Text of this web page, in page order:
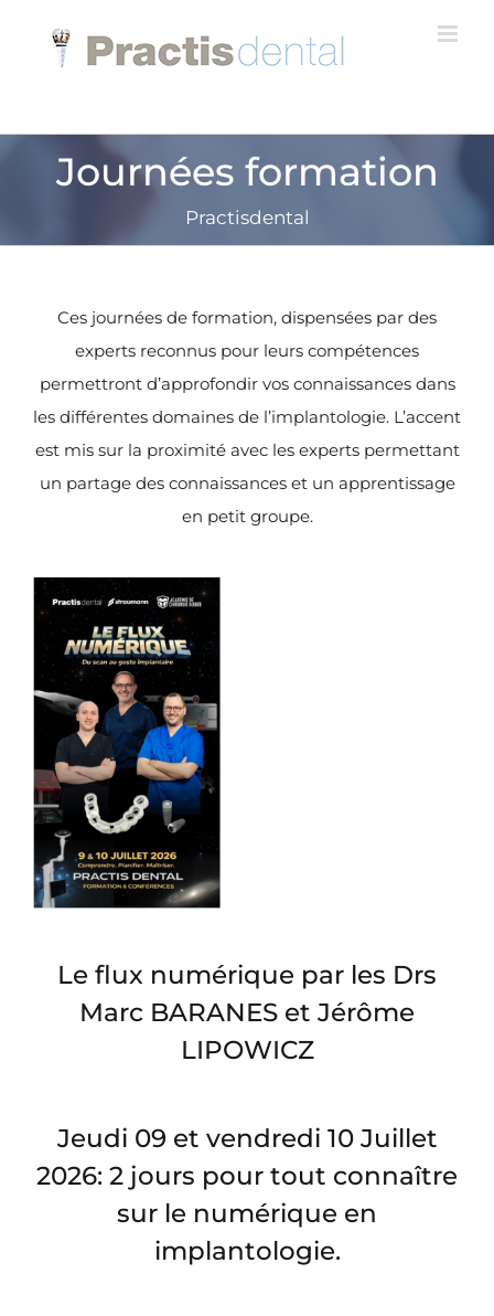
Journées formation
Practisdental
Ces journées de formation, dispensées par des
experts reconnus pour leurs compétences
permettront d’approfondir vos connaissances dans
les différentes domaines de l’implantologie. L’accent
est mis sur la proximité avec les experts permettant
un partage des connaissances et un apprentissage
en petit groupe.
Le flux numérique par les Drs
Marc BARANES et Jérôme
LIPOWICZ
Jeudi 09 et vendredi 10 Juillet
2026: 2 jours pour tout connaître
sur le numérique en
implantologie.